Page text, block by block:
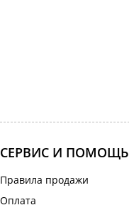
СЕРВИС И ПОМОЩЬ
Правила продажи
Оплата